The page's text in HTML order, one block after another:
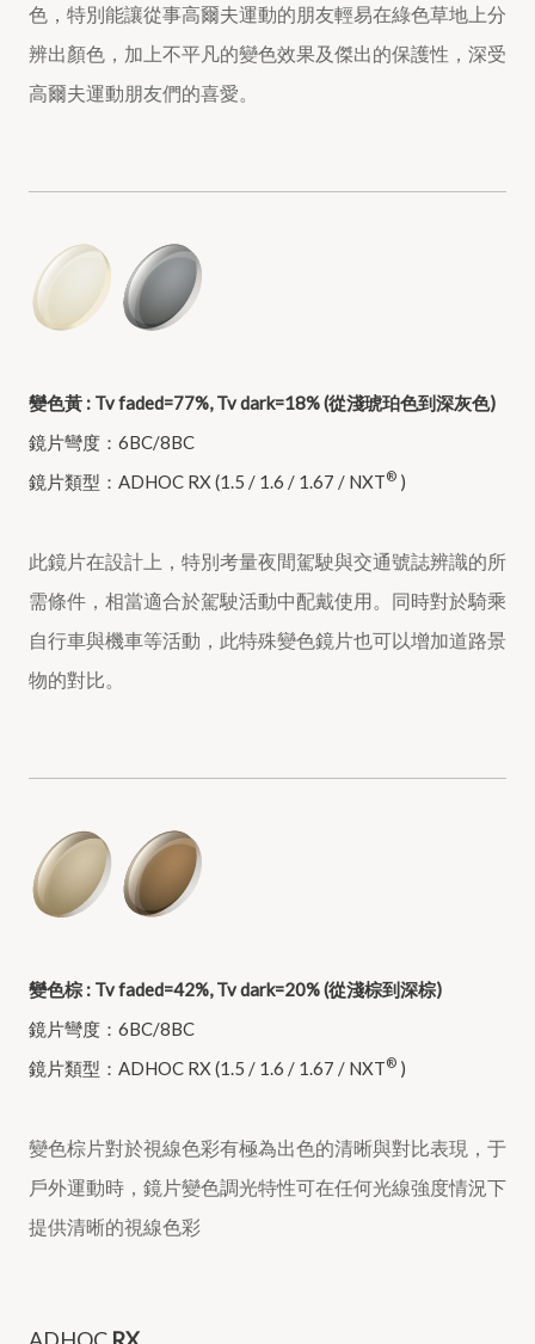
色，特別能讓從事高爾夫運動的朋友輕易在綠色草地上分
辨出顏色，加上不平凡的變色效果及傑出的保護性，深受
高爾夫運動朋友們的喜愛。
變色黃 : Tv faded=77%, Tv dark=18% (從淺琥珀色到深灰色)
鏡片彎度：6BC/8BC
鏡片類型：ADHOC RX (1.5 / 1.6 / 1.67 / NXT® )
此鏡片在設計上，特別考量夜間駕駛與交通號誌辨識的所
需條件，相當適合於駕駛活動中配戴使用。同時對於騎乘
自行車與機車等活動，此特殊變色鏡片也可以增加道路景
物的對比。
變色棕 : Tv faded=42%, Tv dark=20% (從淺棕到深棕)
鏡片彎度：6BC/8BC
鏡片類型：ADHOC RX (1.5 / 1.6 / 1.67 / NXT® )
變色棕片對於視線色彩有極為出色的清晰與對比表現，于
戶外運動時，鏡片變色調光特性可在任何光線強度情況下
提供清晰的視線色彩